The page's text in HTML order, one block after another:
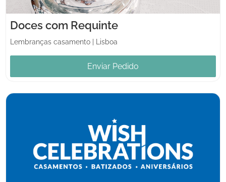
Doces com Requinte
Lembranças casamento Lisboa
Enviar Pedido